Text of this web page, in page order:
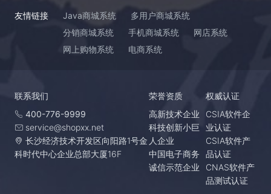
友情链接 Java商城系统
多用户商城系统
分销商城系统
手机商城系统
网店系统
网上购物系统
电商系统
联系我们
400-776-9999
service@shopxx.net
长沙经济技术开发区向阳路1号金
科时代中心企业总部大厦16F
荣誉资质
高新技术企业
科技创新小巨
人企业
中国电子商务
诚信示范企业
权威认证
CSIA软件企
业认证
CSIA软件产
品认证
CNAS软件产
品测试认证